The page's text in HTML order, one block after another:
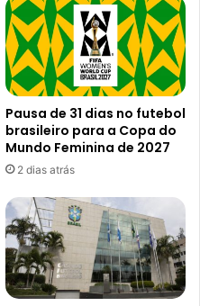
Pausa de 31 dias no futebol
brasileiro para a Copa do
Mundo Feminina de 2027
2 dias atrás